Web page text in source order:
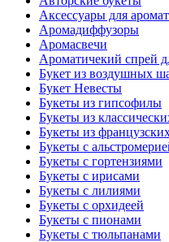
Аксессуары для
Аромадиффузоры
Аромасвечи
Ароматичекий спрей
Букет из воздушных
Букет Невесты
Букеты из гипсофилы
Букеты из
Букеты из
Букеты с
Букеты с гортензиями
Букеты с ирисами
Букеты с лилиями
Букеты с орхидеей
Букеты с пионами
Букеты с тюльпанами